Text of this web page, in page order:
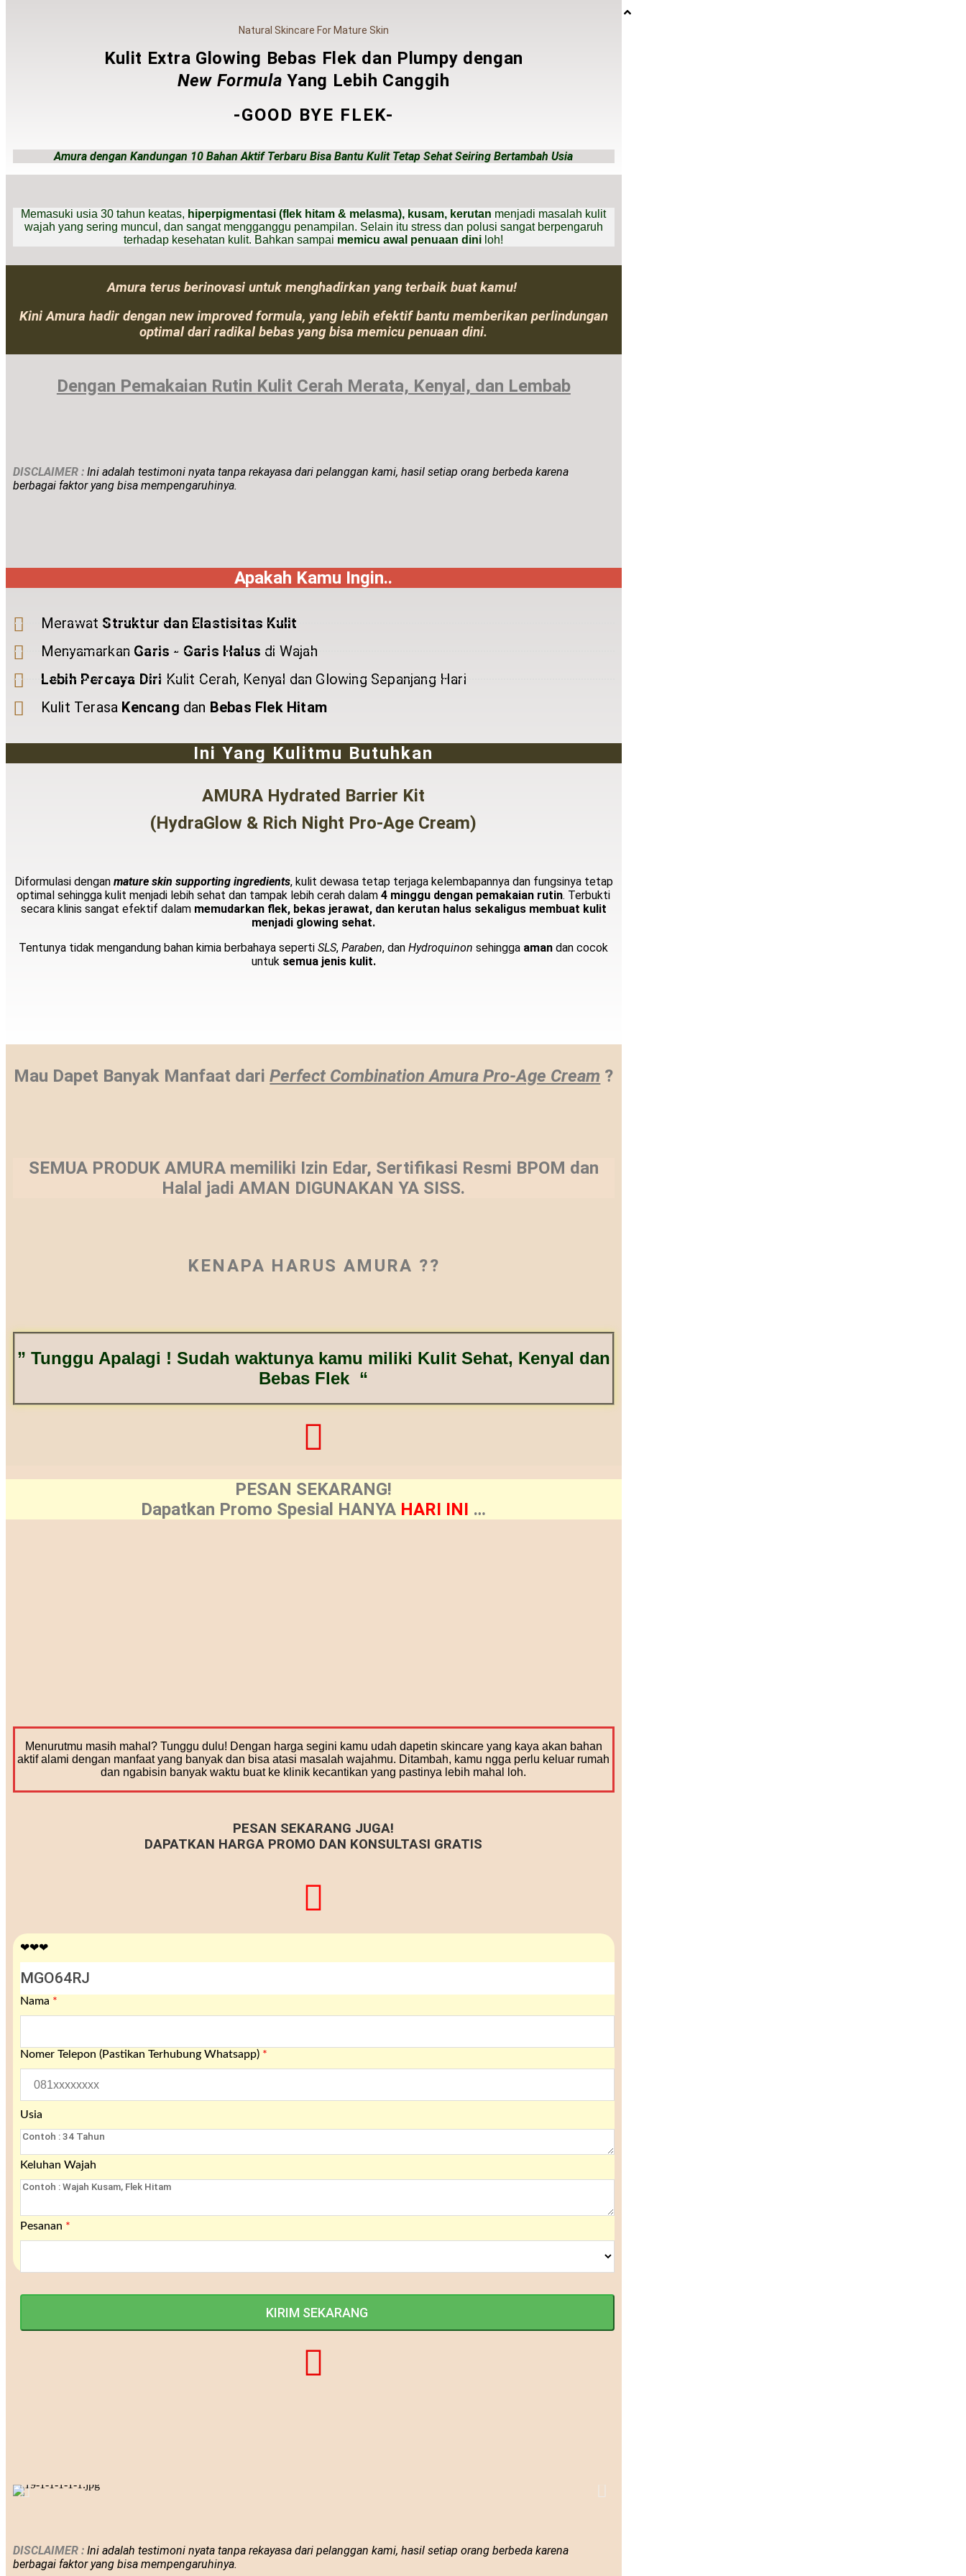
Natural Skincare For Mature Skin
Kulit Extra Glowing Bebas Flek dan Plumpy dengan
New FormulaYang Lebih Canggih
-GOOD BYE FLEK-
Amura dengan Kandungan 10 Bahan Aktif Terbaru Bisa Bantu Kulit Tetap Sehat Seiring Bertambah Usia
Memasuki usia 30 tahun keatas, hiperpigmentasi (flek hitam & melasma), kusam, kerutan menjadi masalah kulit
wajah yang sering muncul, dan sangat mengganggu penampilan. Selain itu stress dan polusi sangat berpengaruh
terhadap kesehatan kulit. Bahkan sampai memicu awal penuaan dini loh!
Amura terus berinovasi untuk menghadirkan yang terbaik buat kamu!
Kini Amura hadir dengan new improved formula, yang lebih efektif bantu memberikan perlindungan
optimal dari radikal bebas yang bisa memicu penuaan dini.
Dengan Pemakaian Rutin Kulit Cerah Merata, Kenyal, dan Lembab
DISCLAIMER : Ini adalah testimoni nyata tanpa rekayasa dari pelanggan kami, hasil setiap orang berbeda karena
berbagai faktor yang bisa mempengaruhinya.
Apakah Kamu Ingin..
Merawat Struktur dan Elastisitas Kulit
Menyamarkan Garis - Garis Halus di Wajah
Lebih Percaya Diri Kulit Cerah, Kenyal dan Glowing Sepanjang Hari
Kulit Terasa Kencang dan Bebas Flek Hitam
Ini Yang Kulitmu Butuhkan
AMURA Hydrated Barrier Kit
(HydraGlow & Rich Night Pro-Age Cream)
Diformulasi dengan mature skin supporting ingredients, kulit dewasa tetap terjaga kelembapannya dan fungsinya tetap
optimal sehingga kulit menjadi lebih sehat dan tampak lebih cerahdalam4 minggu dengan pemakaian rutin. Terbukti
secara klinis sangat efektif dalam memudarkan flek, bekas jerawat, dan kerutan halus sekaligus membuat kulit
menjadi glowing sehat.
Tentunya tidak mengandung bahan kimia berbahaya sepertiSLS,Paraben, danHydroquinon sehingga aman dan cocok
untuk semua jenis kulit.
Mau Dapet Banyak Manfaat dariPerfect Combination Amura Pro-Age Cream ?
SEMUA PRODUK AMURA memiliki Izin Edar, Sertifikasi Resmi BPOM dan
Halal jadi AMAN DIGUNAKAN YA SISS.
KENAPA HARUS AMURA ??
” Tunggu Apalagi ! Sudah waktunya kamu miliki Kulit Sehat, Kenyal dan
Bebas Flek “
PESAN SEKARANG!
Dapatkan Promo Spesial HANYA HARI INI …
Menurutmu masih mahal? Tunggu dulu! Dengan harga segini kamu udah dapetin skincare yang kaya akan bahan
aktif alami dengan manfaat yang banyak dan bisa atasi masalah wajahmu. Ditambah, kamu ngga perlu keluar rumah
dan ngabisin banyak waktu buat ke klinik kecantikan yang pastinya lebih mahal loh.
PESAN SEKARANG JUGA!
DAPATKAN HARGA PROMO DAN KONSULTASI GRATIS
❤❤❤
Nama *
Nomer Telepon (Pastikan Terhubung Whatsapp) *
Usia
Keluhan Wajah
Pesanan *
DISCLAIMER : Ini adalah testimoni nyata tanpa rekayasa dari pelanggan kami, hasil setiap orang berbeda karena
berbagai faktor yang bisa mempengaruhinya.